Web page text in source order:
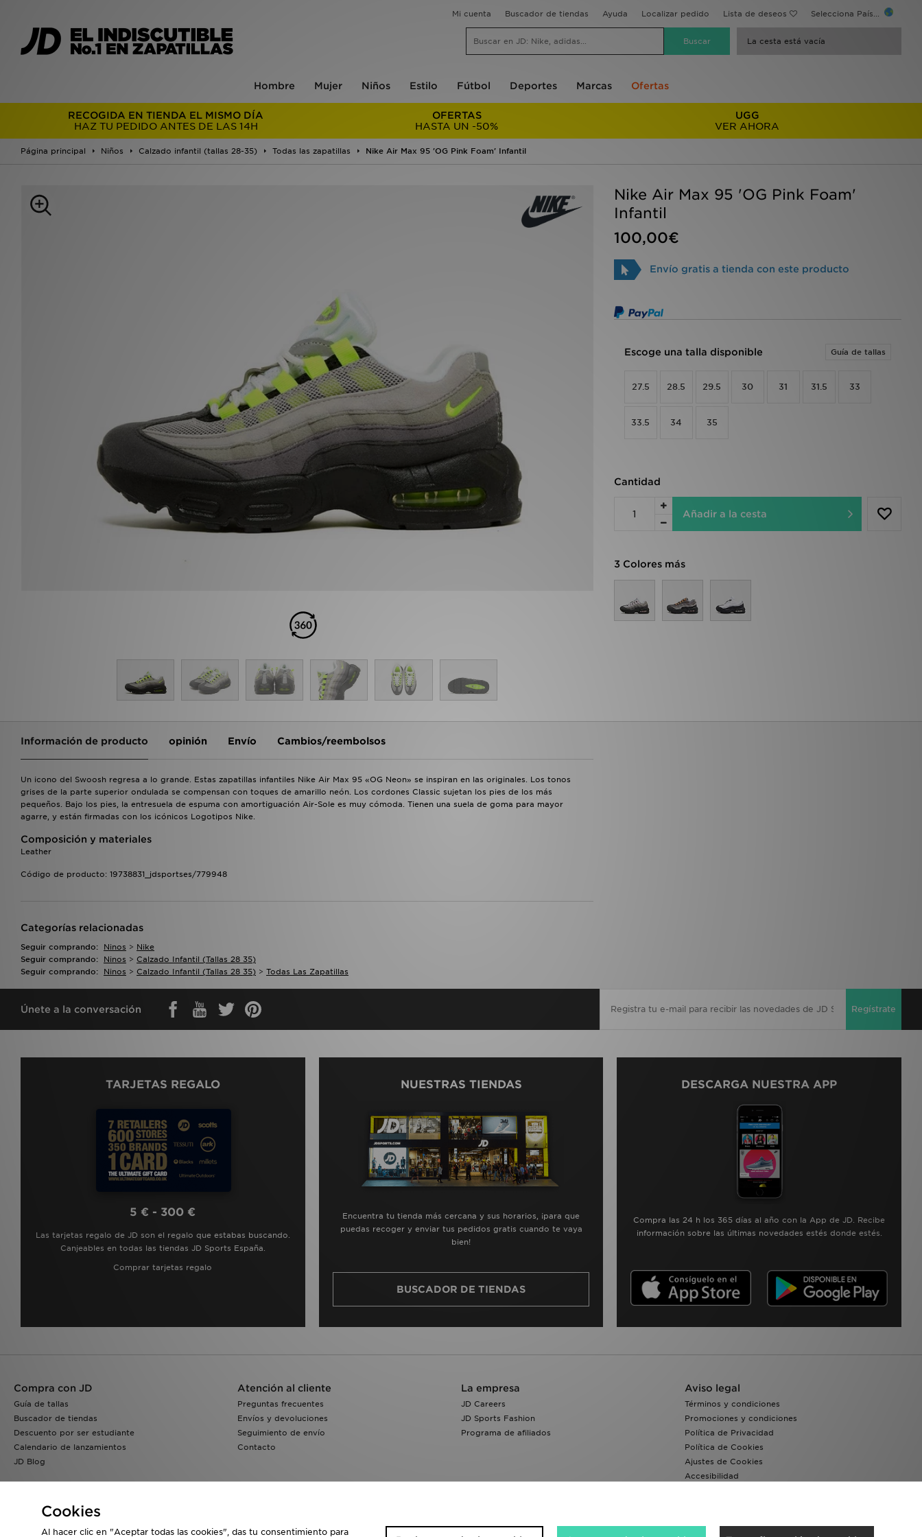
Mi cuenta Buscador de tiendas Ayuda Localizar pedido Lista de deseos Selecciona País...
La cesta está vacía
Hombre Mujer Niños Estilo Fútbol Deportes Marcas Ofertas
RECOGIDA EN TIENDA EL MISMO DÍA
HAZ TU PEDIDO ANTES DE LAS 14H
OFERTAS
HASTA UN -50%
UGG
VER AHORA
Página principal Niños Calzado infantil (tallas 28-35) Todas las zapatillas Nike Air Max 95 'OG Pink Foam' Infantil
Nike Air Max 95 'OG Pink Foam'
Infantil
100,00€
Envío gratis a tienda con este producto
Escoge una talla disponible Guía de tallas
27.5 28.5 29.5 30 31 31.5 33
33.5 34 35
Cantidad
Añadir a la cesta
3 Colores más
Información de producto opinión Envío Cambios/reembolsos
Un icono del Swoosh regresa a lo grande. Estas zapatillas infantiles Nike Air Max 95 «OG Neon» se inspiran en las originales. Los tonos
grises de la parte superior ondulada se compensan con toques de amarillo neón. Los cordones Classic sujetan los pies de los más
pequeños. Bajo los pies, la entresuela de espuma con amortiguación Air-Sole es muy cómoda. Tienen una suela de goma para mayor
agarre, y están firmadas con los icónicos Logotipos Nike.
Composición y materiales
Leather
Código de producto: 19738831_jdsportses/779948
Categorías relacionadas
Seguir comprando: Ninos > Nike
Seguir comprando:
Ninos > Calzado Infantil (tallas 28 35)
Seguir comprando:
Ninos > Calzado Infantil (tallas 28 35) > Todas Las Zapatillas
Únete a la conversación Regístrate
TARJETAS REGALO
5 € - 300 €
Las tarjetas regalo de JD son el regalo que estabas buscando.
Canjeables en todas las tiendas JD Sports España.
Comprar tarjetas regalo
NUESTRAS TIENDAS
Encuentra tu tienda más cercana y sus horarios, ¡para que
puedas recoger y enviar tus pedidos gratis cuando te vaya
bien!
BUSCADOR DE TIENDAS
DESCARGA NUESTRA APP
Compra las 24 h los 365 días al año con la App de JD. Recibe
información sobre las últimas novedades estés donde estés.
Compra con JD
Guía de tallas
Buscador de tiendas
Descuento por ser estudiante
Calendario de lanzamientos
JD Blog
Atención al cliente
Preguntas frecuentes
Envíos y devoluciones
Seguimiento de envío
Contacto
La empresa
JD Careers
JD Sports Fashion
Programa de afiliados
Aviso legal
Términos y condiciones
Promociones y condiciones
Política de Privacidad
Política de Cookies
Ajustes de Cookies
Accesibilidad
Cookies
Al hacer clic en "Aceptar todas las cookies", das tu consentimiento para